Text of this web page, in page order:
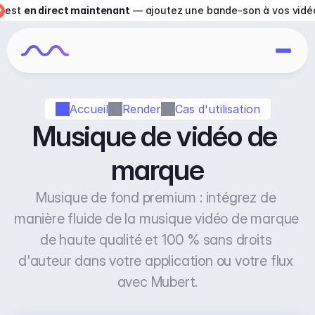
Accueil Render Cas d'utilisation
Musique de vidéo de
marque
Musique de fond premium : intégrez de
manière fluide de la musique vidéo de marque
de haute qualité et 100 % sans droits
d'auteur dans votre application ou votre flux
avec Mubert.
est en direct maintenant — ajoutez une bande-son à vos